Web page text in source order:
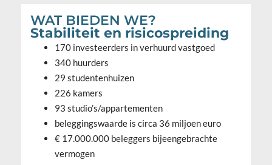
WAT BIEDEN WE?
Stabiliteit en risicospreiding
170 investeerders in verhuurd vastgoed
340 huurders
29 studentenhuizen
226 kamers
93 studio’s/appartementen
beleggingswaarde is circa 36 miljoen euro
€ 17.000.000 beleggers bijeengebrachte
vermogen